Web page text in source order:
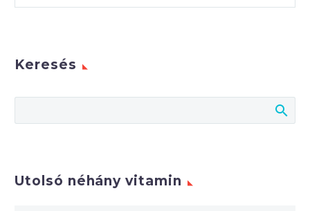
Keresés
Utolsó néhány vitamin